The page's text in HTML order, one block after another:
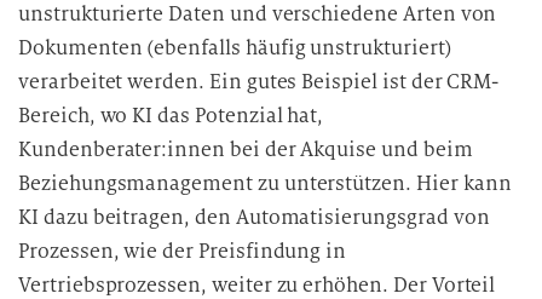
unstrukturierte Daten und verschiedene Arten von
Dokumenten (ebenfalls häufig unstrukturiert)
verarbeitet werden. Ein gutes Beispiel ist der CRM-
Bereich, wo KI das Potenzial hat,
Kundenberater:innen bei der Akquise und beim
Beziehungsmanagement zu unterstützen. Hier kann
KI dazu beitragen, den Automatisierungsgrad von
Prozessen, wie der Preisfindung in
Vertriebsprozessen, weiter zu erhöhen. Der Vorteil